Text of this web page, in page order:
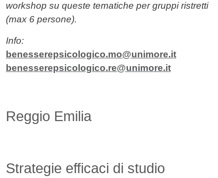
workshop su queste tematiche per gruppi ristretti
(max 6 persone).
Info:
benesserepsicologico.mo@unimore.it
benesserepsicologico.re@unimore.it
Reggio Emilia
Strategie efficaci di studio